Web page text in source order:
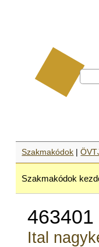
Szakmakódok |
Szakmakódok
463401
Ital